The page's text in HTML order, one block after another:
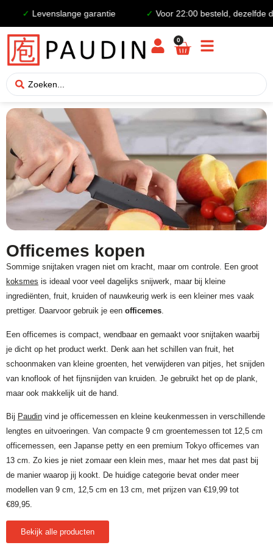
garantie ✓ Voor 22:00 besteld, dezelfde dag
0
Officemes kopen
Sommige snijtaken vragen niet om kracht, maar om controle. Een groot
koksmes is ideaal voor veel dagelijks snijwerk, maar bij kleine
ingrediënten, fruit, kruiden of nauwkeurig werk is een kleiner mes vaak
prettiger. Daarvoor gebruik je een officemes.
Een officemes is compact, wendbaar en gemaakt voor snijtaken waarbij
je dicht op het product werkt. Denk aan het schillen van fruit, het
schoonmaken van kleine groenten, het verwijderen van pitjes, het snijden
van knoflook of het fijnsnijden van kruiden. Je gebruikt het op de plank,
maar ook makkelijk uit de hand.
Bij Paudin vind je officemessen en kleine keukenmessen in verschillende
lengtes en uitvoeringen. Van compacte 9 cm groentemessen tot 12,5 cm
officemessen, een Japanse petty en een premium Tokyo officemes van
13 cm. Zo kies je niet zomaar een klein mes, maar het mes dat past bij
de manier waarop jij kookt. De huidige categorie bevat onder meer
modellen van 9 cm, 12,5 cm en 13 cm, met prijzen van €19,99 tot
€89,95.
Bekijk alle producten